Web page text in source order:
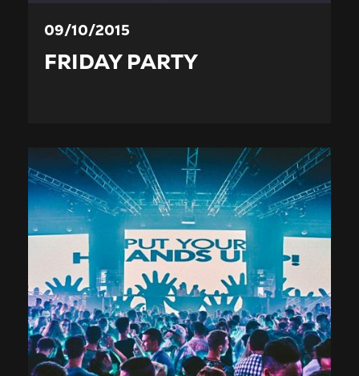
09/10/2015
FRIDAY PARTY